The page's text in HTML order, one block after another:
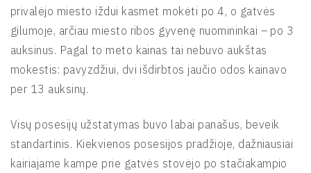
privalėjo miesto iždui kasmet mokėti po 4, o gatvės
gilumoje, arčiau miesto ribos gyvenę nuomininkai – po 3
auksinus. Pagal to meto kainas tai nebuvo aukštas
mokestis: pavyzdžiui, dvi išdirbtos jaučio odos kainavo
per 13 auksinų.
Visų posesijų užstatymas buvo labai panašus, beveik
standartinis. Kiekvienos posesijos pradžioje, dažniausiai
kairiajame kampe prie gatvės stovėjo po stačiakampio